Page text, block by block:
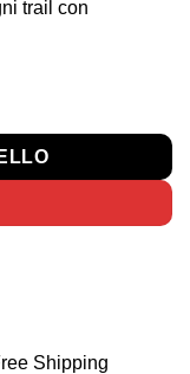
trail con
Bosch 75 Nm,
Shipping